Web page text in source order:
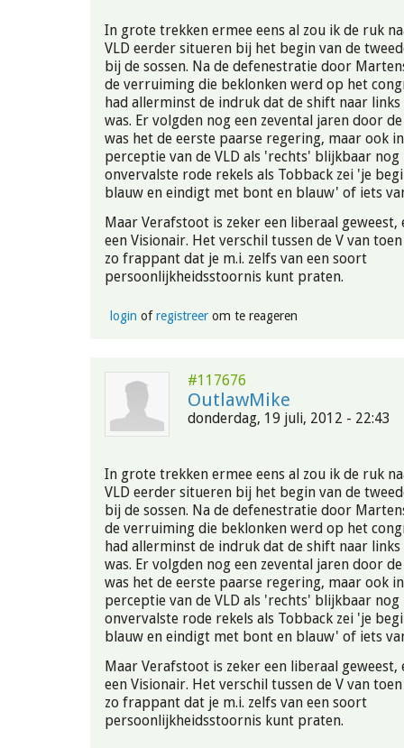
In grote trekken ermee eens al zou ik de ruk
VLD eerder situeren bij het begin van de
bij de sossen. Na de defenestratie door
de verruiming die beklonken werd op het
had allerminst de indruk dat de shift naar links
was. Er volgden nog een zevental jaren door
was het de eerste paarse regering, maar ook
perceptie van de VLD als 'rechts' blijkbaar nog
onvervalste rode rekels als Tobback zei 'je
blauw en eindigt met bont en blauw' of iets
Maar Verafstoot is zeker een liberaal geweest,
een Visionair. Het verschil tussen de V van
zo frappant dat je m.i. zelfs van een soort
persoonlijkheidsstoornis kunt praten.
login ofregistreerom te reageren
#117676
OutlawMike
donderdag, 19 juli, 2012 - 22:43
In grote trekken ermee eens al zou ik de ruk
VLD eerder situeren bij het begin van de
bij de sossen. Na de defenestratie door
de verruiming die beklonken werd op het
had allerminst de indruk dat de shift naar
was. Er volgden nog een zevental jaren door
was het de eerste paarse regering, maar ook
perceptie van de VLD als 'rechts' blijkbaar nog
onvervalste rode rekels als Tobback zei 'je
blauw en eindigt met bont en blauw' of iets
Maar Verafstoot is zeker een liberaal geweest,
een Visionair. Het verschil tussen de V van
zo frappant dat je m.i. zelfs van een soort
persoonlijkheidsstoornis kunt praten.